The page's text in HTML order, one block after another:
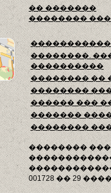
�� �������
��������
��������.
����������
�������� ��
��������
������ ���
�������
��������
��������
001728 �� 29